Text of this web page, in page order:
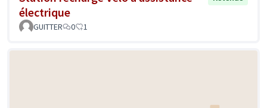
électrique
GUITTER 0 1